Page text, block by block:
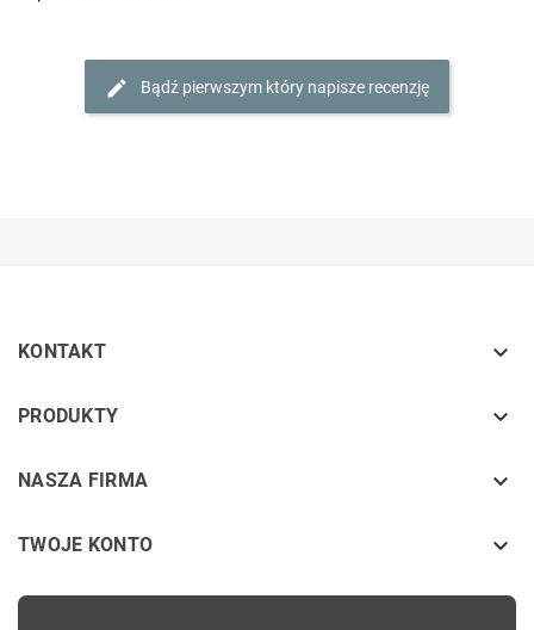
Bądź pierwszym który napisze recenzję
KONTAKT 
PRODUKTY keyboard_arrow_down
NASZA FIRMA keyboard_arrow_down
TWOJE KONTO 